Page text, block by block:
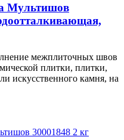
Мультишов
межплиточных швов
плитки, плитки,
искусственного камня, на